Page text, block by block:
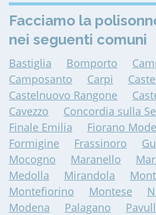
Facciamo la
nei seguenti comuni
Bastiglia Bomporto
Camposanto
Carpi
Castelnuovo Rangone
Cavezzo
Concordia sulla
Finale Emilia
Fiorano
Formigine
Frassinoro
Mocogno
Maranello
Medolla
Mirandola
Montefiorino
Montese
Modena
Palagano